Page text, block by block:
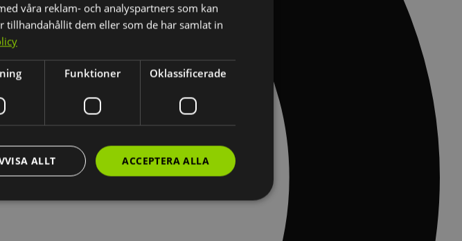
våra reklam- och analyspartners som kan
dem eller som de har samlat in
Funktioner Oklassificerade
ACCEPTERA ALLA
ALLT